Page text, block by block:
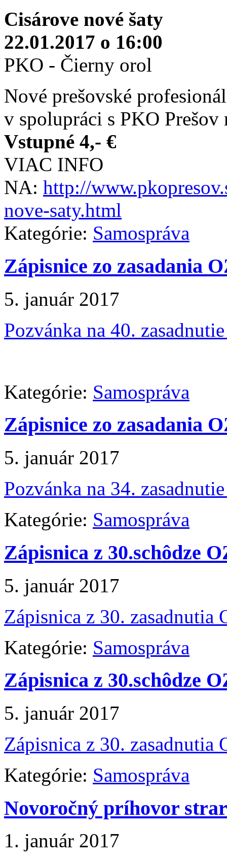
Cisárove nové šaty
22.01.2017 o 16:00
PKO - Čierny orol
Nové prešovské
v spolupráci s PKO Prešov
Vstupné 4,- €
VIAC INFO
NA: http://
nove-saty.html
Kategórie: Samospráva
Zápisnice zo zasadania
5. január 2017
Pozvánka na 40.
Kategórie: Samospráva
Zápisnice zo zasadania
5. január 2017
Pozvánka na 34.
Kategórie: Samospráva
Zápisnica z 30.schôdze
5. január 2017
Zápisnica z 30. zasadnutia
Kategórie: Samospráva
Zápisnica z 30.schôdze
5. január 2017
Zápisnica z 30. zasadnutia
Kategórie: Samospráva
Novoročný príhovor
1. január 2017